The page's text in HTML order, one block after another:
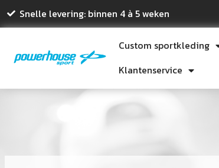
Snelle levering: binnen 4 à 5 weken
Custom sportkleding
Klantenservice